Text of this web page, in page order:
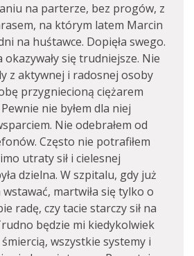
na parterze, bez progów, z
na którym latem Marcin
na huśtawce. Dopięła swego.
okazywały się trudniejsze. Nie
z aktywnej i radosnej osoby
przygniecioną ciężarem
nie byłem dla niej
Nie odebrałem od
Często nie potrafiłem
utraty sił i cielesnej
dzielna. W szpitalu, gdy już
martwiła się tylko o
radę, czy tacie starczy sił na
będzie mi kiedykolwiek
wszystkie systemy i